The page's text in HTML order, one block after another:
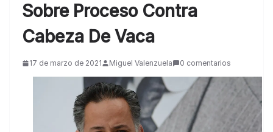
Sobre Proceso Contra
Cabeza De Vaca
17 de marzo de 2021 Miguel Valenzuela 0 comentarios